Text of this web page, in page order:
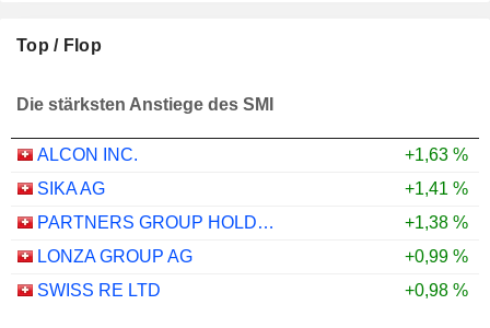
Top / Flop
Die stärksten Anstiege des SMI
ALCON INC.
+1,63 %
SIKA AG
+1,41 %
PARTNERS GROUP HOLDING AG
+1,38 %
LONZA GROUP AG
+0,99 %
SWISS RE LTD
+0,98 %